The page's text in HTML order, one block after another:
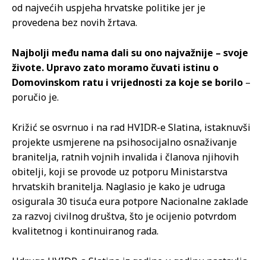
od najvećih uspjeha hrvatske politike jer je
provedena bez novih žrtava.
Najbolji među nama dali su ono najvažnije – svoje
živote. Upravo zato moramo čuvati istinu o
Domovinskom ratu i vrijednosti za koje se borilo –
poručio je.
Križić se osvrnuo i na rad HVIDR-e Slatina, istaknuvši
projekte usmjerene na psihosocijalno osnaživanje
branitelja, ratnih vojnih invalida i članova njihovih
obitelji, koji se provode uz potporu Ministarstva
hrvatskih branitelja. Naglasio je kako je udruga
osigurala 30 tisuća eura potpore Nacionalne zaklade
za razvoj civilnog društva, što je ocijenio potvrdom
kvalitetnog i kontinuiranog rada.